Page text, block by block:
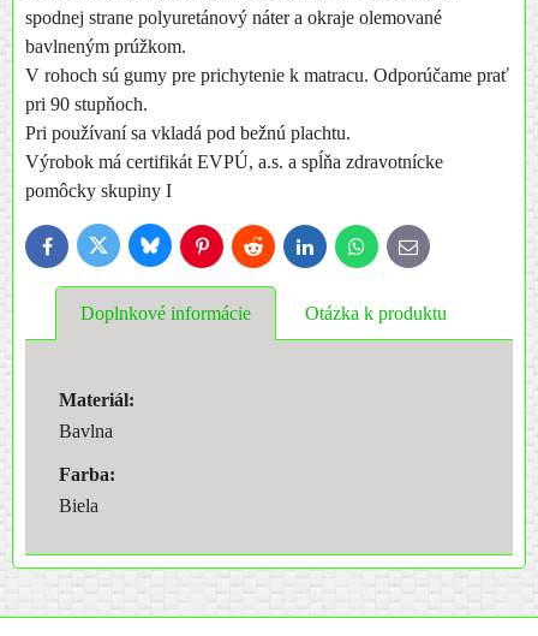
spodnej strane polyuretánový náter a okraje olemované
bavlneným prúžkom.
V rohoch sú gumy pre prichytenie k matracu. Odporúčame prať
pri 90 stupňoch.
Pri používaní sa vkladá pod bežnú plachtu.
Výrobok má certifikát EVPÚ, a.s. a spĺňa zdravotnícke
pomôcky skupiny I
FacebookTwitter BlueskyPinterestReddit LinkedInWhatsApp
E-
mail
Doplnkové informácie Otázka k produktu
Materiál:
Bavlna
Farba:
Biela